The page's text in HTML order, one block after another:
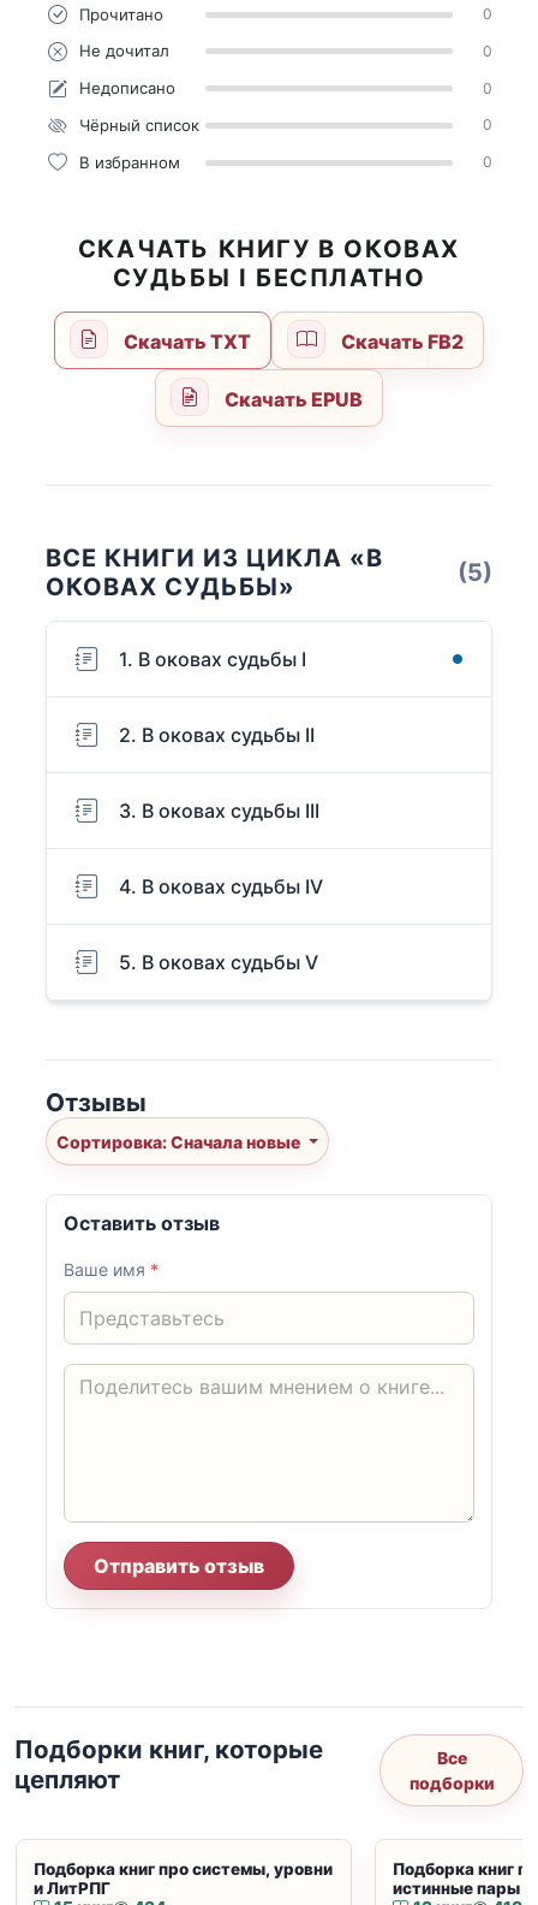
Прочитано 0
Не дочитал 0
Недописано 0
Чёрный список 0
В избранном 0
СКАЧАТЬ КНИГУ В ОКОВАХ
СУДЬБЫ I БЕСПЛАТНО
Скачать TXT Скачать FB2
Скачать EPUB
ВСЕ КНИГИ ИЗ ЦИКЛА «В
ОКОВАХ СУДЬБЫ»
(5)
1. В оковах судьбы I
2. В оковах судьбы II
3. В оковах судьбы III
4. В оковах судьбы IV
5. В оковах судьбы V
Отзывы
Сортировка: Сначала новые
Оставить отзыв
Ваше имя *
Отправить отзыв
Подборки книг, которые
цепляют
Все
подборки
Подборка книг про системы, уровни
и ЛитРПГ
Подборка книг
истинные пары